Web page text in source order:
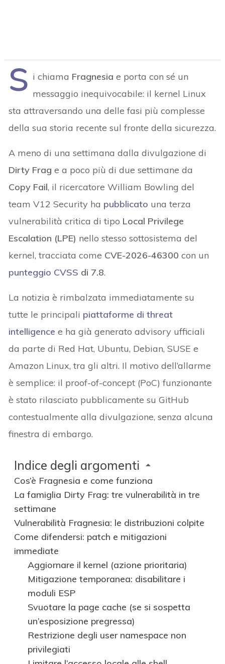
S i chiama Fragnesia e porta con sé un
messaggio inequivocabile: il kernel Linux
sta attraversando una delle fasi più complesse
della sua storia recente sul fronte della sicurezza.
A meno di una settimana dalla divulgazione di
Dirty Frag e a poco più di due settimane da
Copy Fail, il ricercatore William Bowling del
team V12 Security ha pubblicato una terza
vulnerabilità critica di tipo Local Privilege
Escalation (LPE) nello stesso sottosistema del
kernel, tracciata come CVE-2026-46300 con un
punteggio CVSS di 7.8.
La notizia è rimbalzata immediatamente su
tutte le principali piattaforme di threat
intelligence e ha già generato advisory ufficiali
da parte di Red Hat, Ubuntu, Debian, SUSE e
Amazon Linux, tra gli altri. Il motivo dell’allarme
è semplice: il proof-of-concept (PoC) funzionante
è stato rilasciato pubblicamente su GitHub
contestualmente alla divulgazione, senza alcuna
finestra di embargo.
Indice degli argomenti
Cos’è Fragnesia e come funziona
La famiglia Dirty Frag: tre vulnerabilità in tre
settimane
Vulnerabilità Fragnesia: le distribuzioni colpite
Come difendersi: patch e mitigazioni
immediate
Aggiornare il kernel (azione prioritaria)
Mitigazione temporanea: disabilitare i
moduli ESP
Svuotare la page cache (se si sospetta
un’esposizione pregressa)
Restrizione degli user namespace non
privilegiati